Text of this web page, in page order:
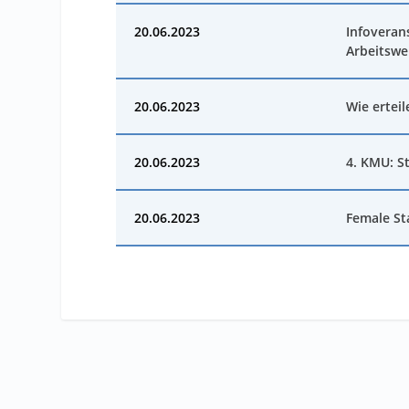
20.06.2023
20.06.2023 Wie
20.06.2023 4. KMU:
20.06.2023 Female